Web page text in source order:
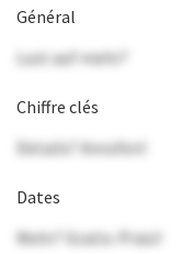
Général
Lust auf mehr?
Chiffre clés
Details? Anrufen!
Dates
Mehr? Gratis-Präsi!